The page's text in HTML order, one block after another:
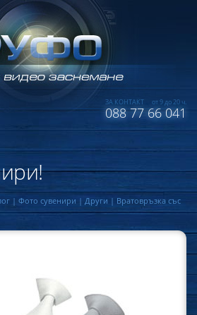
ЗА КОНТАКТ от 9 до 20 ч.
088 77 66 041
| Фото сувенири | Други | Вратовръзка със